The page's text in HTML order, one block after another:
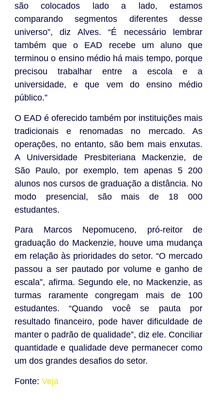
são colocados lado a lado, estamos
comparando segmentos diferentes desse
universo”, diz Alves. “É necessário lembrar
também que o EAD recebe um aluno que
terminou o ensino médio há mais tempo, porque
precisou trabalhar entre a escola e a
universidade, e que vem do ensino médio
público.”
O EAD é oferecido também por instituições mais
tradicionais e renomadas no mercado. As
operações, no entanto, são bem mais enxutas.
A Universidade Presbiteriana Mackenzie, de
São Paulo, por exemplo, tem apenas 5 200
alunos nos cursos de graduação a distância. No
modo presencial, são mais de 18 000
estudantes.
Para Marcos Nepomuceno, pró-reitor de
graduação do Mackenzie, houve uma mudança
em relação às prioridades do setor. “O mercado
passou a ser pautado por volume e ganho de
escala”, afirma. Segundo ele, no Mackenzie, as
turmas raramente congregam mais de 100
estudantes. “Quando você se pauta por
resultado financeiro, pode haver dificuldade de
manter o padrão de qualidade”, diz ele. Conciliar
quantidade e qualidade deve permanecer como
um dos grandes desafios do setor.
Fonte: Veja